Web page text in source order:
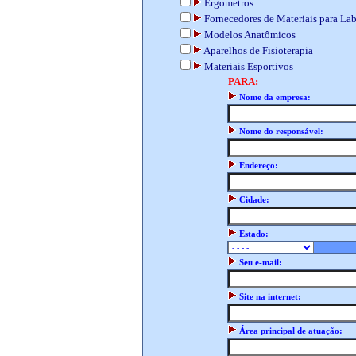
Ergometros
Fornecedores de Materiais para
Modelos Anatômicos
Aparelhos de Fisioterapia
Materiais Esportivos
PARA:
Nome da empresa:
Nome do responsável:
Endereço:
Cidade:
Estado:
Seu e-mail:
Site na internet:
Área principal de atuação: